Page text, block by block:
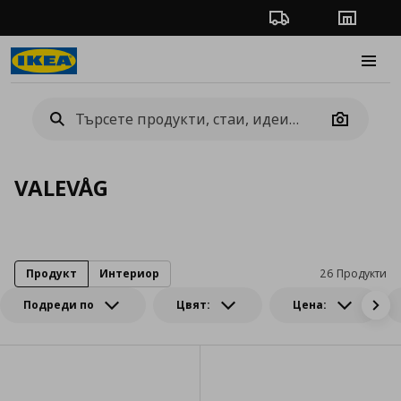
Проследяване на
Camera
VALEVÅG
Подреди по Цвят: Цена:
26 Продукти
Продукт Интериор